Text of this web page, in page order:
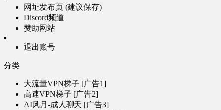
网址发布页 (建议保存)
Discord频道
赞助网站
退出账号
分类
大流量VPN梯子 [广告1]
高速VPN梯子 [广告2]
AI风月-成人聊天 [广告3]